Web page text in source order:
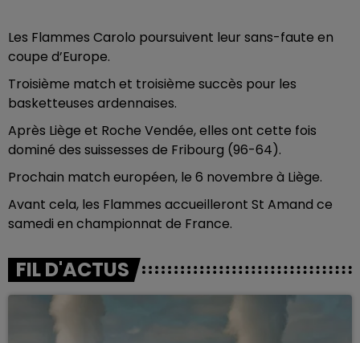
Les Flammes Carolo poursuivent leur sans-faute en
coupe d’Europe.
Troisième match et troisième succès pour les
basketteuses ardennaises.
Après Liège et Roche Vendée, elles ont cette fois
dominé des suissesses de Fribourg (96-64).
Prochain match européen, le 6 novembre à Liège.
Avant cela, les Flammes accueilleront St Amand ce
samedi en championnat de France.
FIL D'ACTUS